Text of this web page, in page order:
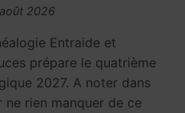
2026
Entraide et
prépare le quatrième
2027. A noter dans
rien manquer de ce